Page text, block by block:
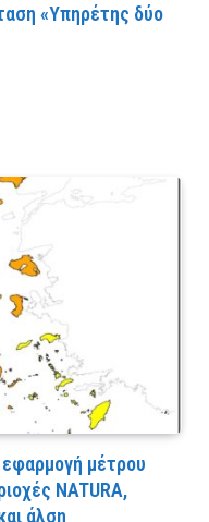
«Υπηρέτης δύο
εφαρμογή μέτρου
NATURA,
άλση